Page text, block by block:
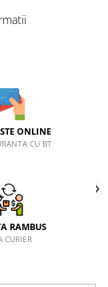
ONLINE
CU BT
RAMBUS
CURIER